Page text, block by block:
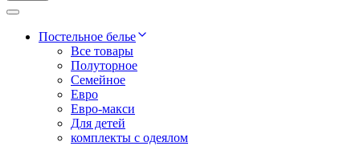
Постельное белье
Все товары
Полуторное
Семейное
Евро
Евро-макси
Для детей
комплекты с одеялом